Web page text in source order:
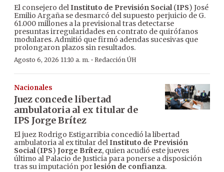
El consejero delInstituto de Previsión Social(IPS) José
Emilio Argaña se desmarcó del supuesto perjuicio de G.
61.000 millones a la previsional tras detectarse
presuntas irregularidades en contrato de quirófanos
modulares. Admitió que firmó adendas sucesivas que
prolongaron plazos sin resultados.
Agosto 6, 2026 11:10 a. m. · Redacción ÚH
Nacionales
Juez concede libertad
ambulatoria al ex titular de
IPS Jorge Brítez
El juez Rodrigo Estigarribia concedió la libertad
ambulatoria al ex titular delInstituto de Previsión
Social(IPS) Jorge Brítez, quien acudió este jueves
último al Palacio de Justicia para ponerse a disposición
tras su imputación porlesión de confianza.